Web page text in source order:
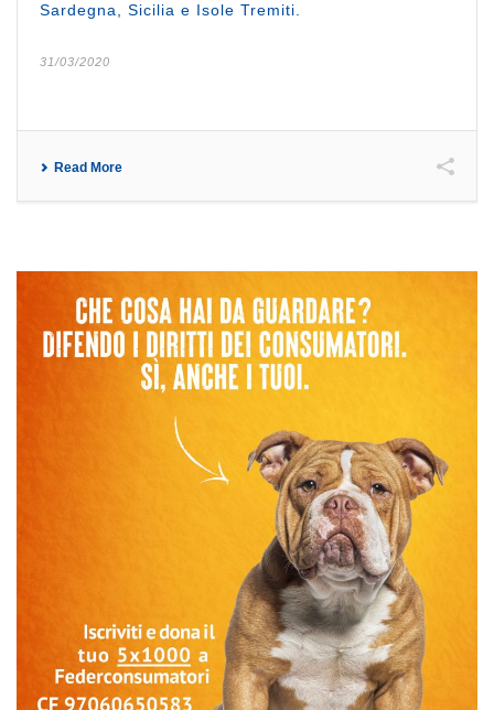
Sardegna, Sicilia e Isole Tremiti.
31/03/2020
Read More